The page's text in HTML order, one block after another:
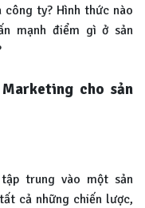
công ty? Hình thức nào
mạnh điểm gì ở sản
cho sản
trung vào một sản
cả những chiến lược,